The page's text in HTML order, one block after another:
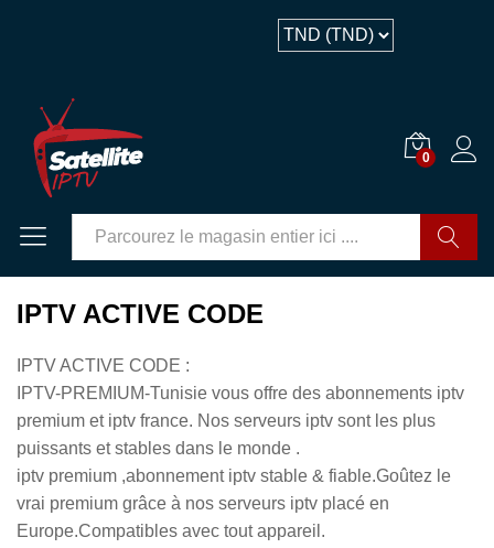
0
GO
IPTV ACTIVE CODE
IPTV ACTIVE CODE :
IPTV-PREMIUM-Tunisie vous offre des abonnements iptv
premium et iptv france. Nos serveurs iptv sont les plus
puissants et stables dans le monde .
iptv premium ,abonnement iptv stable & fiable.Goûtez le
vrai premium grâce à nos serveurs iptv placé en
Europe.Compatibles avec tout appareil.